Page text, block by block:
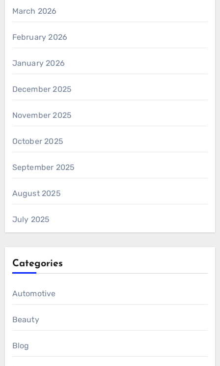
March 2026
February 2026
January 2026
December 2025
November 2025
October 2025
September 2025
August 2025
July 2025
Categories
Automotive
Beauty
Blog